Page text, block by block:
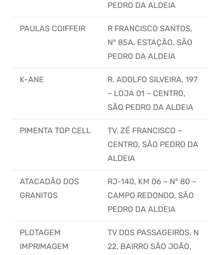
PEDRO DA ALDEIA
PAULAS COIFFEIR
R FRANCISCO SANTOS,
N° 85A, ESTAÇÃO, SÃO
PEDRO DA ALDEIA
K-ANE
R. ADOLFO SILVEIRA, 197
– LOJA 01 – CENTRO,
SÃO PEDRO DA ALDEIA
PIMENTA TOP CELL
TV. ZÉ FRANCISCO –
CENTRO, SÃO PEDRO DA
ALDEIA
ATACADÃO DOS
GRANITOS
RJ-140, KM 06 – Nº 80 –
CAMPO REDONDO, SÃO
PEDRO DA ALDEIA
PLOTAGEM
IMPRIMAGEM
TV DOS PASSAGEIROS, N
22, BAIRRO SÃO JOÃO,